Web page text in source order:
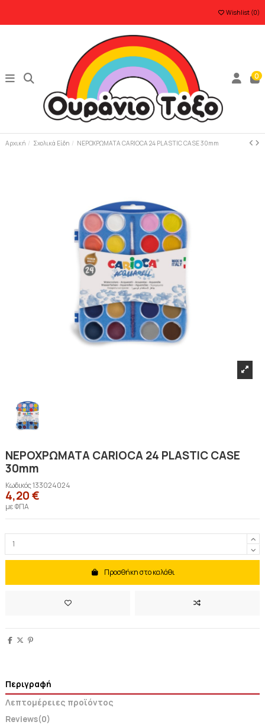
Wishlist (0)
0
Αρχική Σχολικά Είδη ΝΕΡΟΧΡΩΜΑΤΑ CARIOCA 24 PLASTIC CASE 30mm
ΝΕΡΟΧΡΩΜΑΤΑ CARIOCA 24 PLASTIC CASE
30mm
Κωδικός133024024
4,20 €
με ΦΠΑ
Προσθήκη στο καλάθι
Περιγραφή
Λεπτομέρειες προϊόντος
Reviews(0)